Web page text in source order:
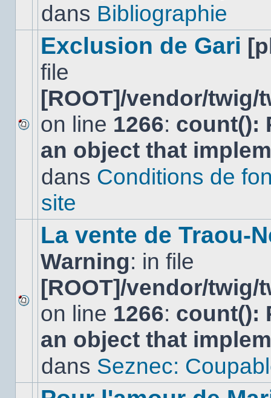
dansdans Bibliographie
Aucun
nouveau
message
sujet.
Exclusion de Gari
file
[ROOT]/vendor/
on line 1266: count():
an object that
dans Conditions de
site
Aucun
nouveau
message
non-
dans
La vente de Traou-
Warning: in file
[ROOT]/vendor/
on line 1266: count():
an object that
dans Seznec: